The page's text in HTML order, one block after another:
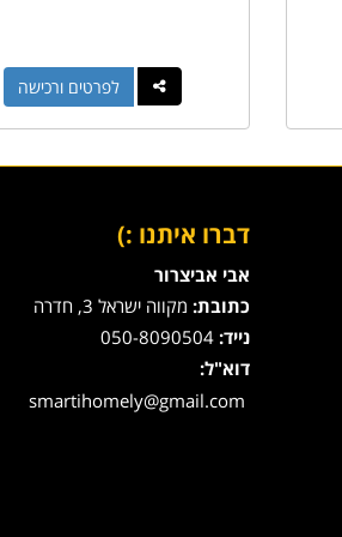
לפרטים ורכישה
דברו איתנו :)
אבי אביצרור
כתובת: מקווה ישראל 3, חדרה
נייד:
דוא"ל:
smartihomely@gmail.com